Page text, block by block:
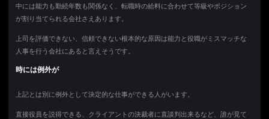
中には能力も勤続年数も関係なく、転職時の給料に合わせて等級やポジション
が割り当てられる会社さえあります。
上司を評価できない、信頼できない根本的な原因は能力と役職がミスマッチな
人事を行う会社にあると言えそうです。
時には例外が
上記とは別に例外として決定的な仕事ができる人がいます。
直接役員を説得できる、クライアントの決裁者に直談判出来るなど、誰が見て